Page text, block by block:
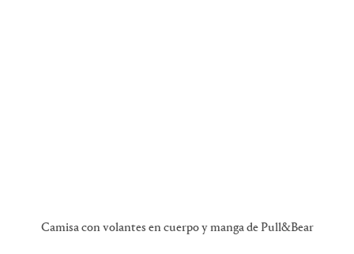
Camisa con volantes en cuerpo y manga de Pull&Bear